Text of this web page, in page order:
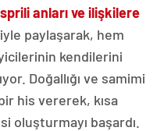
anları ve ilişkilere
paylaşarak, hem
kendilerini
Doğallığı ve samimi
his vererek, kısa
oluşturmayı başardı.